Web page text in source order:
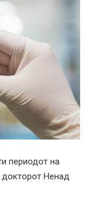
периодот на
докторот Ненад